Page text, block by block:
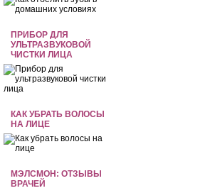
ПРИБОР ДЛЯ
УЛЬТРАЗВУКОВОЙ
ЧИСТКИ ЛИЦА
КАК УБРАТЬ ВОЛОСЫ
НА ЛИЦЕ
МЭЛСМОН: ОТЗЫВЫ
ВРАЧЕЙ